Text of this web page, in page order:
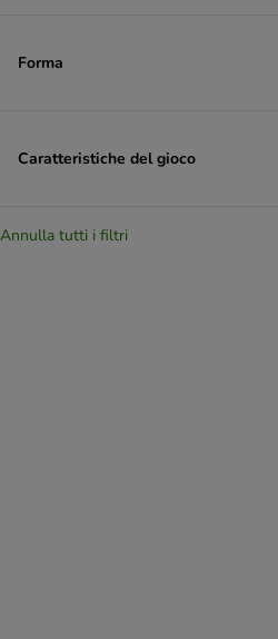
Forma
Caratteristiche del gioco
Annulla tutti i filtri